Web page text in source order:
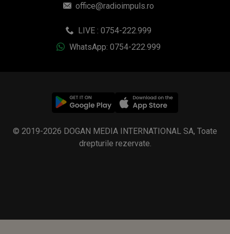
office@radioimpuls.ro
LIVE : 0754-222.999
WhatsApp: 0754-222.999
© 2019-2026 DOGAN MEDIA INTERNATIONAL SA, Toate
drepturile rezervate.